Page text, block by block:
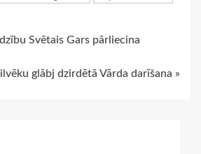
Svētais Gars pārliecina
glābj dzirdētā Vārda darīšana »